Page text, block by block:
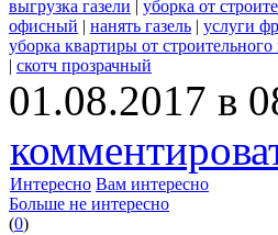
выгрузка газели | уборка от
офисный | нанять газель | услуги
уборка квартиры от строительного
| скотч прозрачный
01.08.2017 в
Интересно Вам интересно
Больше не интересно
(0)